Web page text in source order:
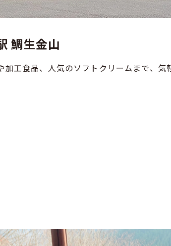
鯛生金山
加工食品、人気のソフトクリームまで、気